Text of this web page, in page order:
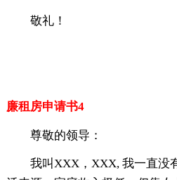
敬礼！
廉租房申请书4
尊敬的领导：
我叫XXX，XXX, 我一直没